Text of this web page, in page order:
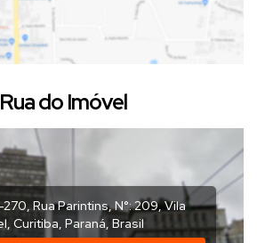
do Imóvel
270,Rua Parintins,N°:209,Vila
, Curitiba, Paraná, Brasil